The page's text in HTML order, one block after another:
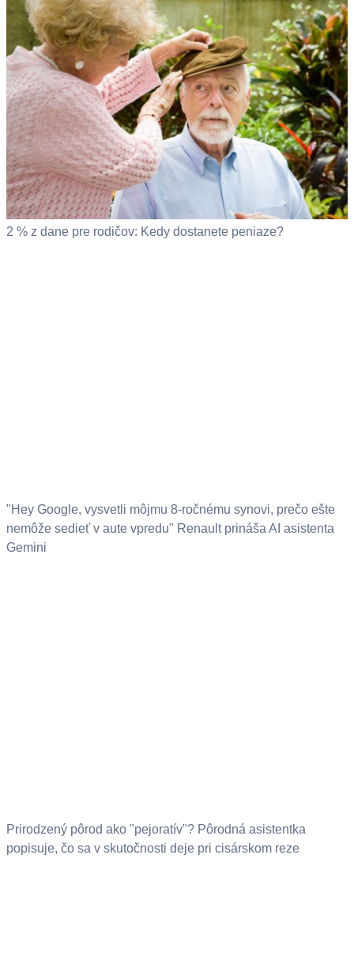
2 % z dane pre rodičov: Kedy dostanete peniaze?
"Hey Google, vysvetli môjmu 8-ročnému synovi, prečo ešte
nemôže sedieť v aute vpredu" Renault prináša AI asistenta
Gemini
Prirodzený pôrod ako "pejoratív"? Pôrodná asistentka
popisuje, čo sa v skutočnosti deje pri cisárskom reze